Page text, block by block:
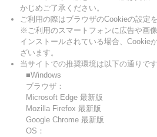
かじめご了承ください。
ご利用の際はブラウザのCookieの設定
※ご利用のスマートフォンに広告や画
インストールされている場合、Cookie
ざいます。
当サイトでの推奨環境は以下の通りです
■Windows
ブラウザ：
Microsoft Edge 最新版
Mozilla Firefox 最新版
Google Chrome 最新版
OS：